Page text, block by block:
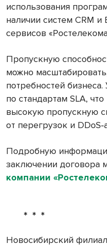
использования
наличии систем CRM
сервисов
Пропускную
можно
потребностей бизнеса.
по стандартам SLA,
высокую пропускную
от перегрузок и
Подробную
заключении договора
компании
* * *
Новосибирский